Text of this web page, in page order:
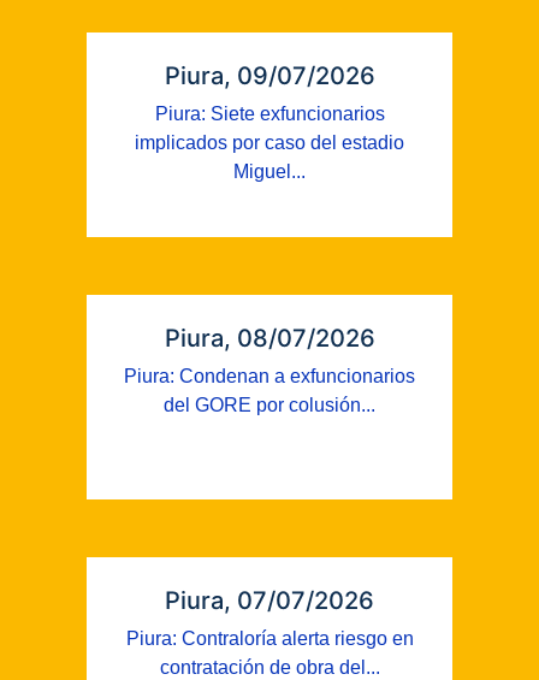
Piura, 09/07/2026
Piura: Siete exfuncionarios
implicados por caso del estadio
Miguel...
Piura, 08/07/2026
Piura: Condenan a exfuncionarios
del GORE por colusión...
Piura, 07/07/2026
Piura: Contraloría alerta riesgo en
contratación de obra del...